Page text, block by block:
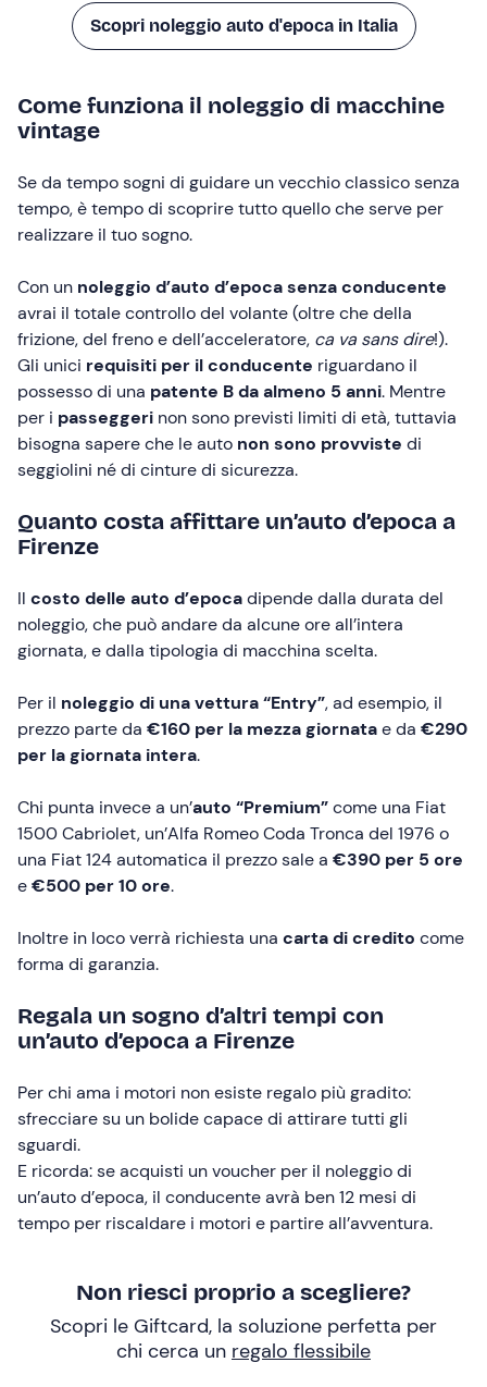
Scopri noleggio auto d'epoca in Italia
Come funziona il noleggio di macchine
vintage
Se da tempo sogni di guidare un vecchio classico senza
tempo, è tempo di scoprire tutto quello che serve per
realizzare il tuo sogno.
Con un noleggio d’auto d’epoca senza conducente
avrai il totale controllo del volante (oltre che della
frizione, del freno e dell’acceleratore, ca va sans dire!).
Gli unici requisiti per il conducente riguardano il
possesso di una patente B da almeno 5 anni. Mentre
per i passeggeri non sono previsti limiti di età, tuttavia
bisogna sapere che le auto non sono provviste di
seggiolini né di cinture di sicurezza.
Quanto costa affittare un’auto d’epoca a
Firenze
Il costo delle auto d’epocadipende dalla durata del
noleggio, che può andare da alcune ore all’intera
giornata, e dalla tipologia di macchina scelta.
Per il noleggio di una vettura “Entry”, ad esempio, il
prezzo parte da €160 per la mezza giornatae da €290
per la giornata intera.
Chi punta invece a un’auto “Premium”come una Fiat
1500 Cabriolet, un’Alfa Romeo Coda Tronca del 1976 o
una Fiat 124 automatica il prezzo sale a €390 per 5 ore
e€500 per 10 ore.
Inoltre in loco verrà richiesta una carta di credito come
forma di garanzia.
Regala un sogno d’altri tempi con
un’auto d’epoca a Firenze
Per chi ama i motori non esiste regalo più gradito:
sfrecciare su un bolide capace di attirare tutti gli
sguardi.
E ricorda: se acquisti un voucher per il noleggio di
un’auto d’epoca, il conducente avrà ben 12 mesi di
tempo per riscaldare i motori e partire all’avventura.
Non riesci proprio a scegliere?
Scopri le Giftcard, la soluzione perfetta per
chi cerca un regalo flessibile